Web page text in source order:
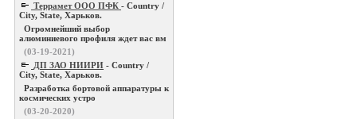
Террамет ООО ПФК - Country /
City, State, Харьков.
Огромнейший выбор
алюминиевого профиля ждет вас вм
(03-19-2021)
ДП ЗАО НИИРИ - Country /
City, State, Харьков.
Разработка бортовой аппаратуры к
космических устро
(03-20-2020)